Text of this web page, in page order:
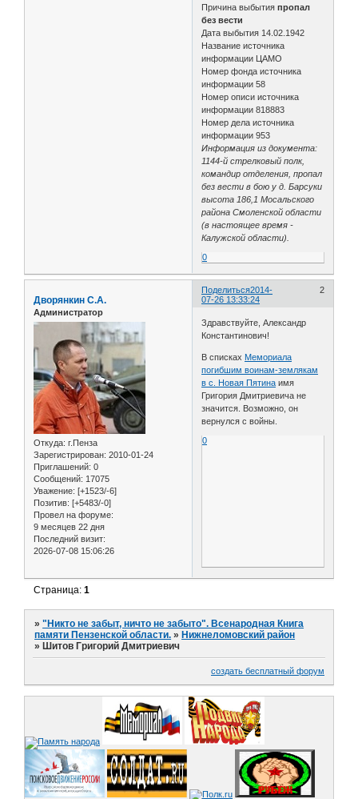
Причина выбытияпропал
без вести
Дата выбытия 14.02.1942
Название источника
информации ЦАМО
Номер фонда источника
информации 58
Номер описи источника
информации 818883
Номер дела источника
информации 953
Информация из документа:
1144-й стрелковый полк,
командир отделения, пропал
без вести в бою у д. Барсуки
высота 186,1 Мосальского
района Смоленской области
(в настоящее время -
Калужской области).
0
Поделиться 2
2014-
07-26 13:33:24
Дворянкин С.А.
Администратор
Откуда: г.Пенза
Зарегистрирован: 2010-01-24
Приглашений: 0
Сообщений: 17075
Уважение: [+1523/-6]
Позитив: [+5483/-0]
Провел на форуме:
9 месяцев 22 дня
Последний визит:
2026-07-08 15:06:26
Здравствуйте, Александр
Константинович!
В списках Мемориала
погибшим воинам-землякам
в с. Новая Пятина имя
Григория Дмитриевича не
значится. Возможно, он
вернулся с войны.
0
Страница:1
»"Никто не забыт, ничто не забыто". Всенародная Книга
памяти Пензенской области. »Нижнеломовский район
»Шитов Григорий Дмитриевич
создать бесплатный форум